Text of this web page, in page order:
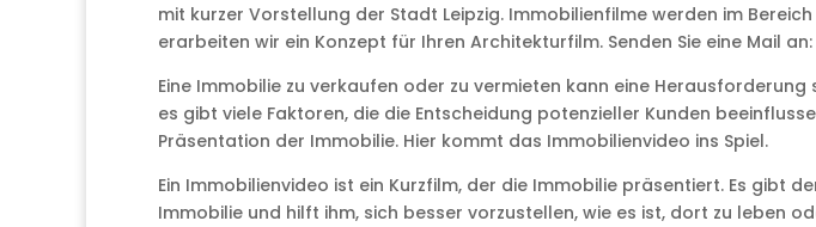
mit kurzer Vorstellung der Stadt Leipzig. Immobilienfilme werden im
erarbeiten wir ein Konzept für Ihren Architekturfilm. Senden Sie eine Mail
Eine Immobilie zu verkaufen oder zu vermieten kann eine
es gibt viele Faktoren, die die Entscheidung potenzieller Kunden
Präsentation der Immobilie. Hier kommt das Immobilienvideo ins Spiel.
Ein Immobilienvideo ist ein Kurzfilm, der die Immobilie präsentiert. Es gibt
Immobilie und hilft ihm, sich besser vorzustellen, wie es ist, dort zu leben